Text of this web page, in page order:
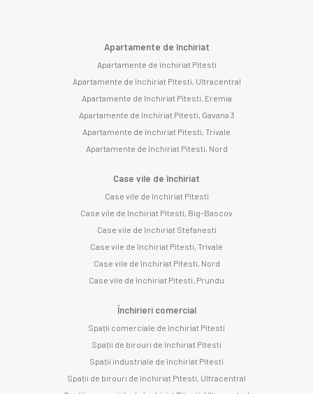
Apartamente de închiriat
Apartamente de închiriat Pitesti
Apartamente de închiriat Pitesti, Ultracentral
Apartamente de închiriat Pitesti, Eremia
Apartamente de închiriat Pitesti, Gavana 3
Apartamente de închiriat Pitesti, Trivale
Apartamente de închiriat Pitesti, Nord
Case vile de închiriat
Case vile de închiriat Pitesti
Case vile de închiriat Pitesti, Big-Bascov
Case vile de închiriat Stefanesti
Case vile de închiriat Pitesti, Trivale
Case vile de închiriat Pitesti, Nord
Case vile de închiriat Pitesti, Prundu
Închirieri comercial
Spații comerciale de închiriat Pitesti
Spații de birouri de închiriat Pitesti
Spații industriale de închiriat Pitesti
Spații de birouri de închiriat Pitesti, Ultracentral